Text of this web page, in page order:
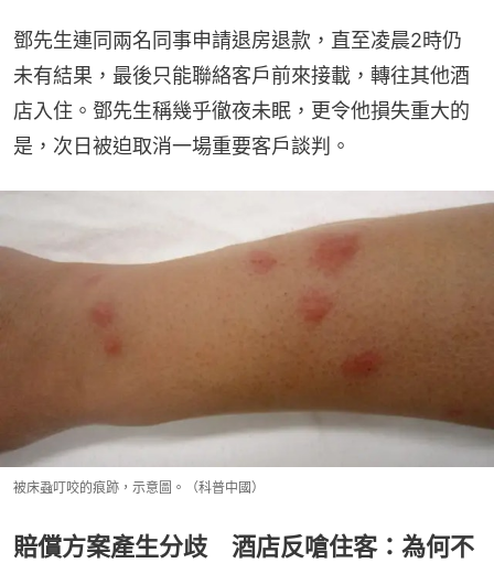
鄧先生連同兩名同事申請退房退款，直至凌晨2時仍
未有結果，最後只能聯絡客戶前來接載，轉往其他酒
店入住。鄧先生稱幾乎徹夜未眠，更令他損失重大的
是，次日被迫取消一場重要客戶談判。
被床蝨叮咬的痕跡，示意圖。（科普中國）
賠償方案產生分歧 酒店反嗆住客：為何不